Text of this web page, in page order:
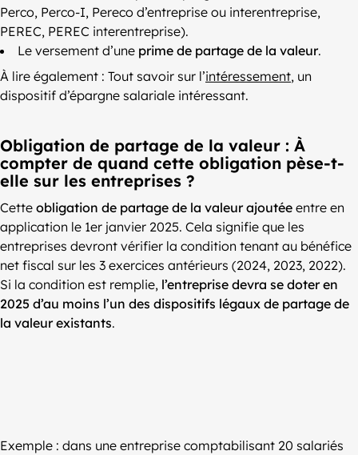
Perco, Perco-I, Pereco d’entreprise ou interentreprise,
PEREC, PEREC interentreprise).
Le versement d’une prime de partage de la valeur.
À lire également : Tout savoir sur l’intéressement, un
dispositif d’épargne salariale intéressant.
Obligation de partage de la valeur : À
compter de quand cette obligation pèse-t-
elle sur les entreprises ?
Cette obligation de partage de la valeur ajoutée entre en
application le 1er janvier 2025. Cela signifie que les
entreprises devront vérifier la condition tenant au bénéfice
net fiscal sur les 3 exercices antérieurs (2024, 2023, 2022).
Si la condition est remplie, l’entreprise devra se doter en
2025 d’au moins l’un des dispositifs légaux de partage de
la valeur existants.
Exemple : dans une entreprise comptabilisant 20 salariés